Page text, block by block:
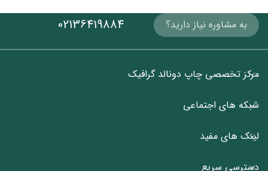
به مشاوره نیاز دارید؟ 02136419884
دسترسی سریع
لینک های مفید
شبکه های اجتماعی
مرکز تخصصی چاپ دونالد گرافیک